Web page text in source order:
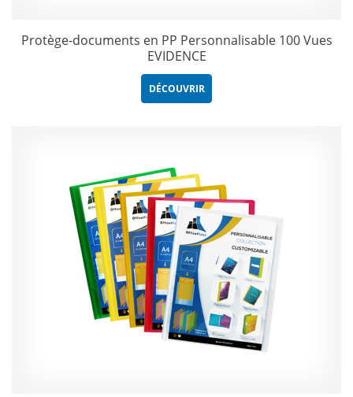
Protège-documents en PP Personnalisable 100 Vues
EVIDENCE
DÉCOUVRIR